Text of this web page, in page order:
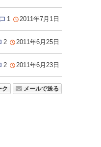
 1 2011年7月1日
2 2011年6月25日
2 2011年6月23日
ク メールで送る